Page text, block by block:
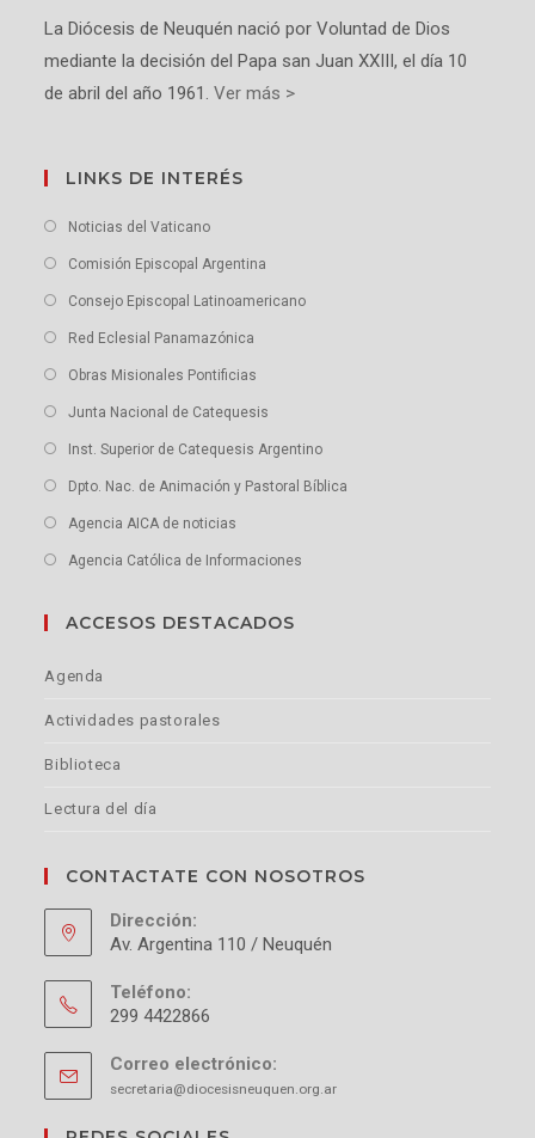
La Diócesis de Neuquén nació por Voluntad de Dios
mediante la decisión del Papa san Juan XXIII, el día 10
de abril del año 1961. Ver más >
LINKS DE INTERÉS
Noticias del Vaticano
Comisión Episcopal Argentina
Consejo Episcopal Latinoamericano
Red Eclesial Panamazónica
Obras Misionales Pontificias
Junta Nacional de Catequesis
Inst. Superior de Catequesis Argentino
Dpto. Nac. de Animación y Pastoral Bíblica
Agencia AICA de noticias
Agencia Católica de Informaciones
ACCESOS DESTACADOS
Agenda
Actividades pastorales
Biblioteca
Lectura del día
CONTACTATE CON NOSOTROS
Dirección:
Av. Argentina 110 / Neuquén
Teléfono:
299 4422866
Correo electrónico:
secretaria@diocesisneuquen.org.ar